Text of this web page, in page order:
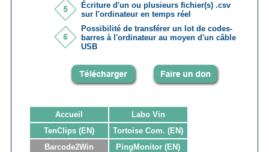
Écriture d'un ou plusieurs fichier(s) .csv
sur l'ordinateur en temps réel
Possibilité de transférer un lot de codes-
barres à l'ordinateur au moyen d'un câble
USB
Accueil
Labo Vin
TenClips (EN)
Tortoise Com. (EN)
Barcode2Win
PingMonitor (EN)